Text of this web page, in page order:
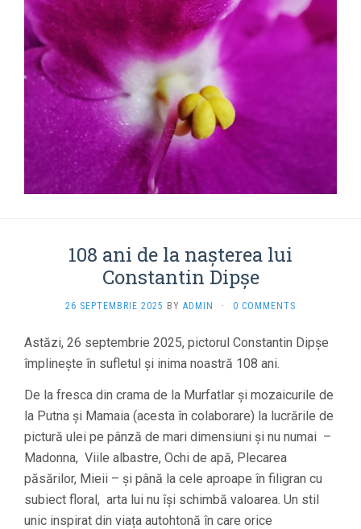
108 ani de la nașterea lui
Constantin Dipșe
26 SEPTEMBRIE 2025 BY ADMIN · 0 COMMENTS
Astăzi, 26 septembrie 2025, pictorul Constantin Dipșe
împlinește în sufletul și inima noastră 108 ani.
De la fresca din crama de la Murfatlar și mozaicurile de
la Putna și Mamaia (acesta în colaborare) la lucrările de
pictură ulei pe pânză de mari dimensiuni și nu numai –
Madonna, Viile albastre, Ochi de apă, Plecarea
păsărilor, Mieii – și până la cele aproape în filigran cu
subiect floral, arta lui nu își schimbă valoarea. Un stil
unic inspirat din viața autohtonă în care orice